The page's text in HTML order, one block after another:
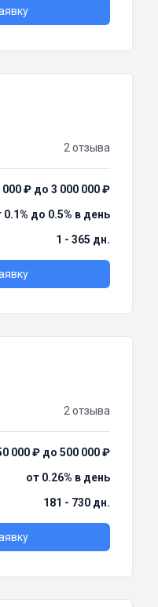
2 отзыва
000 ₽ до 3 000 000 ₽
0.1% до 0.5% в день
1 - 365 дн.
2 отзыва
000 ₽ до 500 000 ₽
от 0.26% в день
181 - 730 дн.